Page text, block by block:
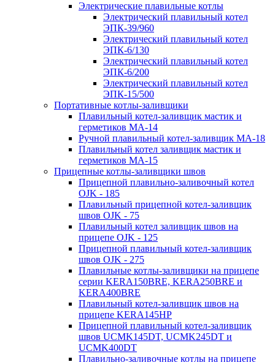
Электрические плавильные котлы
Электрический плавильный котел
ЭПК-39/960
Электрический плавильный котел
ЭПК-6/130
Электрический плавильный котел
ЭПК-6/200
Электрический плавильный котел
ЭПК-15/500
Портативные котлы-заливщики
Плавильный котел-заливщик мастик и
герметиков МА-14
Ручной плавильный котел-заливщик МА-18
Плавильный котел заливщик мастик и
герметиков МА-15
Прицепные котлы-заливщики швов
Прицепной плавильно-заливочный котел
OJK - 185
Плавильный прицепной котел-заливщик
швов OJK - 75
Плавильный котел заливщик швов на
прицепе OJK - 125
Прицепной плавильный котел-заливщик
швов OJK - 275
Плавильные котлы-заливщики на прицепе
серии KERA150BRE, KERA250BRE и
KERA400BRE
Плавильный котел-заливщик швов на
прицепе KERA145HP
Прицепной плавильный котел-заливщик
швов UCMK145DT, UCMK245DT и
UCMK400DT
Плавильно-заливочные котлы на прицепе